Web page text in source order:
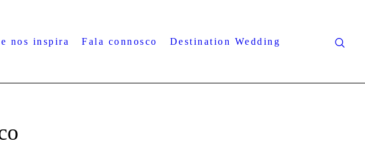
nos inspira Fala connosco Destination Wedding